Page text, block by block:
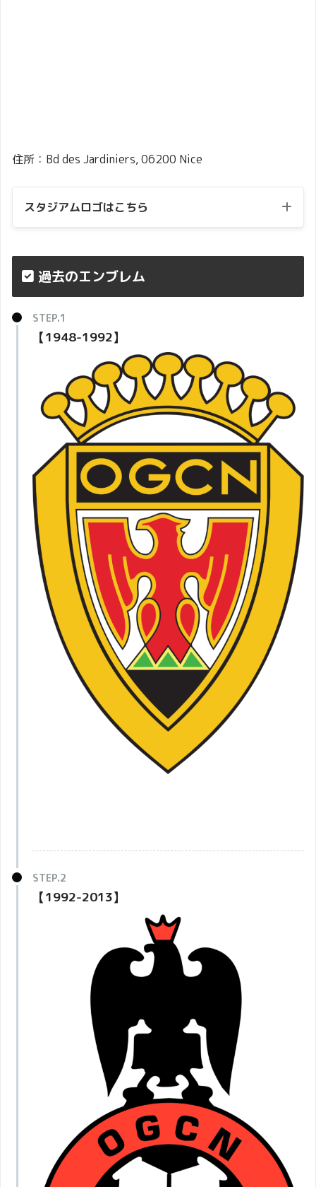
住所：Bd des Jardiniers, 06200 Nice
スタジアムロゴはこちら
過去のエンブレム
【1948-1992】
【1992-2013】